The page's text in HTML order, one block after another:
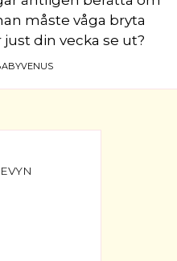
måste våga bryta
din vecka se ut?